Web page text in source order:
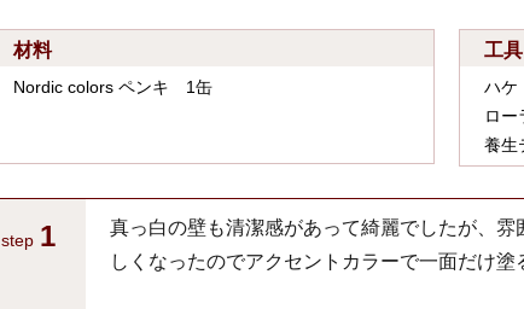
材料
Nordic colors ペンキ 1缶
工具
ハケ
ロー
養生
step 1
真っ白の壁も清潔感があって綺麗でしたが、雰
しくなったのでアクセントカラーで一面だけ塗